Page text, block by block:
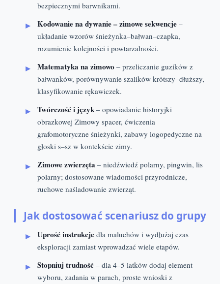
bezpiecznymi barwnikami.
Kodowanie na dywanie – zimowe sekwencje –
układanie wzorów śnieżynka–bałwan–czapka,
rozumienie kolejności i powtarzalności.
Matematyka na zimowo – przeliczanie guzików z
bałwanków, porównywanie szalików krótszy–dłuższy,
klasyfikowanie rękawiczek.
Twórczość i język – opowiadanie historyjki
obrazkowej Zimowy spacer, ćwiczenia
grafomotoryczne śnieżynki, zabawy logopedyczne na
głoski s–sz w kontekście zimy.
Zimowe zwierzęta – niedźwiedź polarny, pingwin, lis
polarny; dostosowane wiadomości przyrodnicze,
ruchowe naśladowanie zwierząt.
Jak dostosować scenariusz do grupy
Uprość instrukcje dla maluchów i wydłużaj czas
eksploracji zamiast wprowadzać wiele etapów.
Stopniuj trudność – dla 4–5 latków dodaj element
wyboru, zadania w parach, proste wnioski z